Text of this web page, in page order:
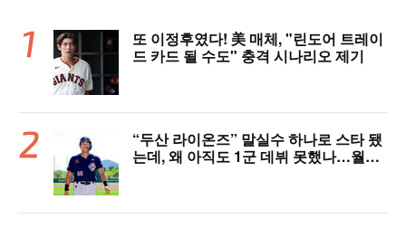
또 이정후였다! 美 매체, "린도어 트레이
드 카드 될 수도" 충격 시나리오 제기
“두산 라이온즈” 말실수 하나로 스타 됐
는데, 왜 아직도 1군 데뷔 못했나…월간